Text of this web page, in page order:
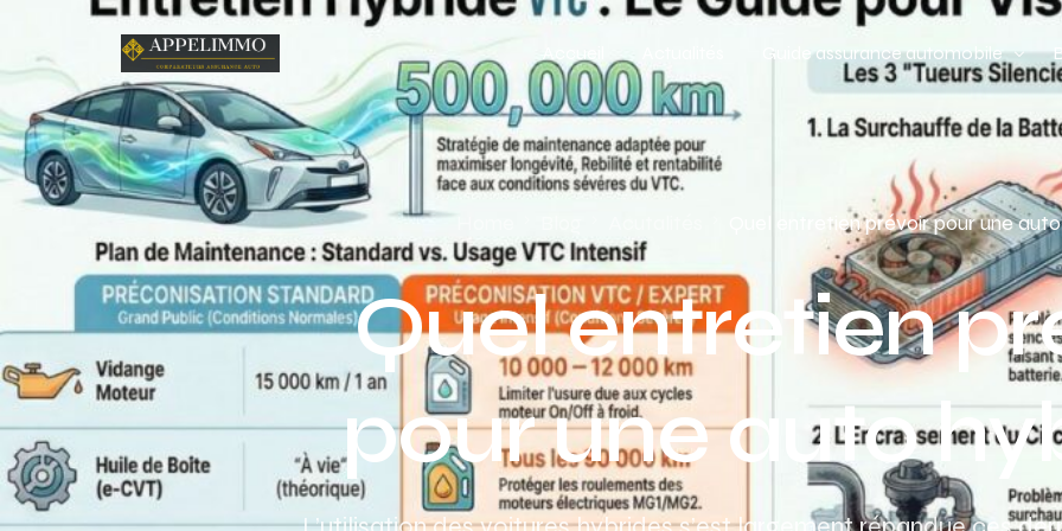
Accueil Guide assurance automobile
Types de véhicules
Profil de conducteur
Budget assurance automobile
Quel entretien prévoir pour une auto
Quel entretien
pour une auto